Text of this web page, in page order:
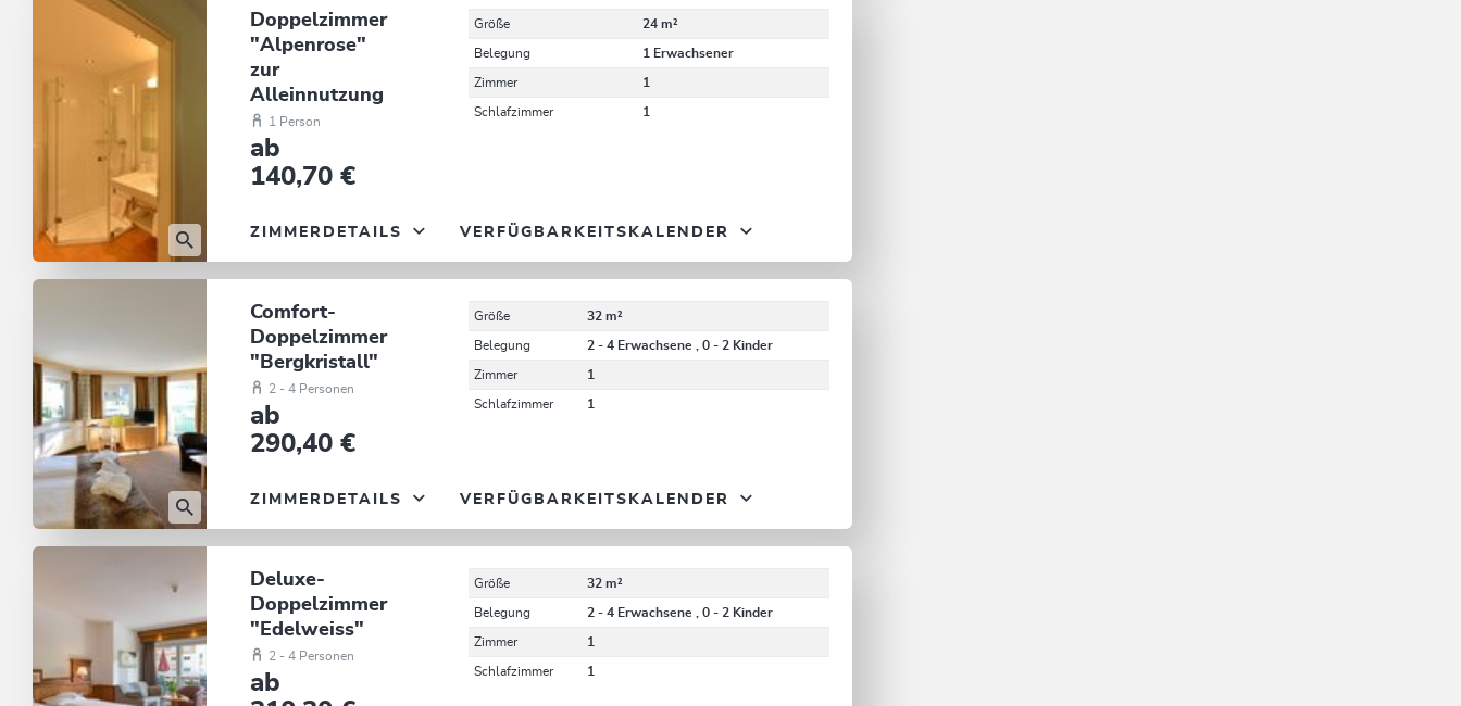
Doppelzimmer
"Alpenrose"
zur
Alleinnutzung
1 Person
ab
140,70 €
Größe 24 m²
Belegung 1 Erwachsener
Zimmer 1
Schlafzimmer 1
ZIMMERDETAILS VERFÜGBARKEITSKALENDER
Comfort-
Doppelzimmer
"Bergkristall"
2 - 4 Personen
ab
290,40 €
Größe 32 m²
Belegung 2 - 4 Erwachsene , 0 - 2 Kinder
Zimmer 1
Schlafzimmer 1
ZIMMERDETAILS VERFÜGBARKEITSKALENDER
Deluxe-
Doppelzimmer
"Edelweiss"
2 - 4 Personen
ab
Größe 32 m²
Belegung 2 - 4 Erwachsene , 0 - 2 Kinder
Zimmer 1
Schlafzimmer 1